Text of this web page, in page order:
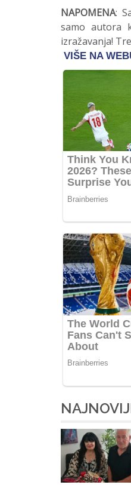
NAPOMENA:
samo autora
izražavanja!